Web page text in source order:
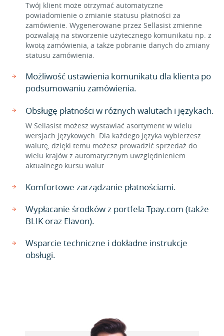
Twój klient może otrzymać automatyczne
powiadomienie o zmianie statusu płatności za
zamówienie. Wygenerowane przez Sellasist zmienne
pozwalają na stworzenie użytecznego komunikatu np. z
kwotą zamówienia, a także pobranie danych do zmiany
statusu zamówienia.
Możliwość ustawienia komunikatu dla klienta po
podsumowaniu zamówienia.
Obsługę płatności w różnych walutach i językach.
W Sellasist możesz wystawiać asortyment w wielu
wersjach językowych. Dla każdego języka wybierzesz
walutę, dzięki temu możesz prowadzić sprzedaż do
wielu krajów z automatycznym uwzględnieniem
aktualnego kursu walut.
Komfortowe zarządzanie płatnościami.
Wypłacanie środków z portfela Tpay.com (także
BLIK oraz Elavon).
Wsparcie techniczne i dokładne instrukcje
obsługi.